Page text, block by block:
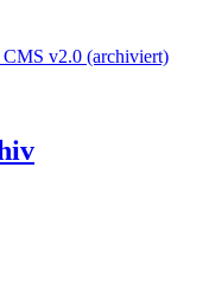
v2.0 (archiviert)